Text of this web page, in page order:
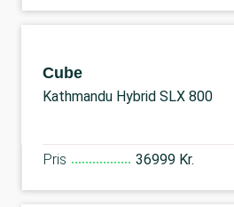
Cube
Kathmandu Hybrid SLX 800
Pris 36999 Kr.